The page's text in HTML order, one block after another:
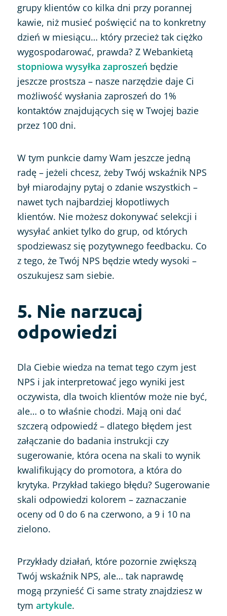
grupy klientów co kilka dni przy porannej
kawie, niż musieć poświęcić na to konkretny
dzień w miesiącu… który przecież tak ciężko
wygospodarować, prawda? Z Webankietą
stopniowa wysyłka zaproszeń będzie
jeszcze prostsza – nasze narzędzie daje Ci
możliwość wysłania zaproszeń do 1%
kontaktów znajdujących się w Twojej bazie
przez 100 dni.
W tym punkcie damy Wam jeszcze jedną
radę – jeżeli chcesz, żeby Twój wskaźnik NPS
był miarodajny pytaj o zdanie wszystkich –
nawet tych najbardziej kłopotliwych
klientów. Nie możesz dokonywać selekcji i
wysyłać ankiet tylko do grup, od których
spodziewasz się pozytywnego feedbacku. Co
z tego, że Twój NPS będzie wtedy wysoki –
oszukujesz sam siebie.
5. Nie narzucaj
odpowiedzi
Dla Ciebie wiedza na temat tego czym jest
NPS i jak interpretować jego wyniki jest
oczywista, dla twoich klientów może nie być,
ale… o to właśnie chodzi. Mają oni dać
szczerą odpowiedź – dlatego błędem jest
załączanie do badania instrukcji czy
sugerowanie, która ocena na skali to wynik
kwalifikujący do promotora, a która do
krytyka. Przykład takiego błędu? Sugerowanie
skali odpowiedzi kolorem – zaznaczanie
oceny od 0 do 6 na czerwono, a 9 i 10 na
zielono.
Przykłady działań, które pozornie zwiększą
Twój wskaźnik NPS, ale… tak naprawdę
mogą przynieść Ci same straty znajdziesz w
tym artykule.